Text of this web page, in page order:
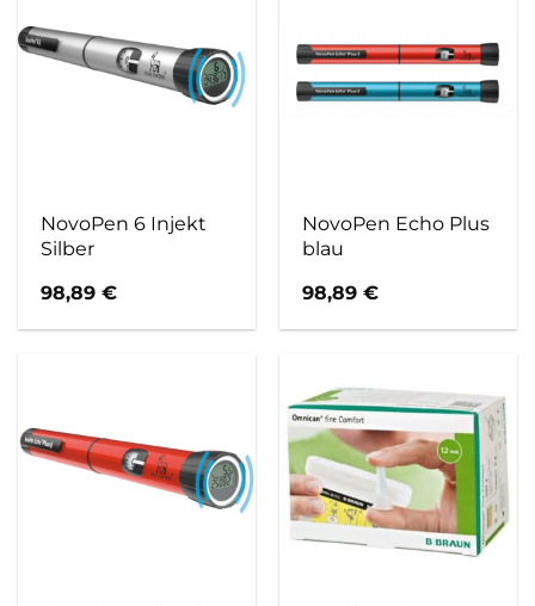
NovoPen 6 Injekt
Silber
98,89€
NovoPen Echo Plus
blau
98,89€